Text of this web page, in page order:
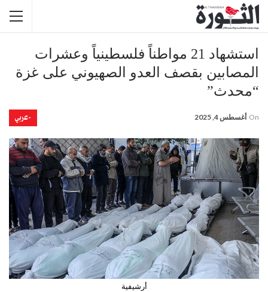
استشهاد 21 مواطناً فلسطينياً وعشرات
المصابين بقصف العدو الصهيوني على غزة
“محدث”
-عربي On أغسطس 4, 2025
أرشيفية